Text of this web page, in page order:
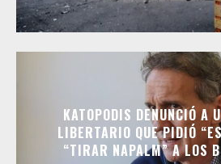
KATOPODIS DENUNCIÓ A
LIBERTARIO QUE PIDIÓ
“TIRAR NAPALM” A LOS